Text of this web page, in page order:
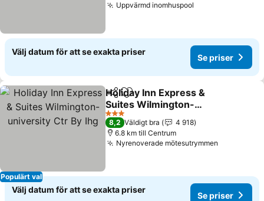
Uppvärmd inomhuspool
Välj datum för att se exakta priser
Se priser
Populärt val
Dela Lägg till i Mina Favoriter
Holiday Inn Express &
Suites Wilmington-
university Ctr By Ihg
Se priser
3 Stjärnor
8,2 Väldigt bra
4 918
6.8 km till Centrum
Nyrenoverade mötesutrymmen
Välj datum för att se exakta priser
Se priser